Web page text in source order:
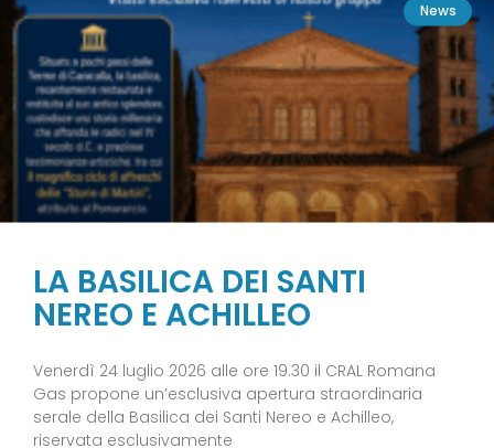
News
LA BASILICA DEI SANTI
NEREO E ACHILLEO
Venerdì 24 luglio 2026 alle ore 19.30 il CRAL Romana
Gas propone un’esclusiva apertura straordinaria
serale della Basilica dei Santi Nereo e Achilleo,
riservata esclusivamente